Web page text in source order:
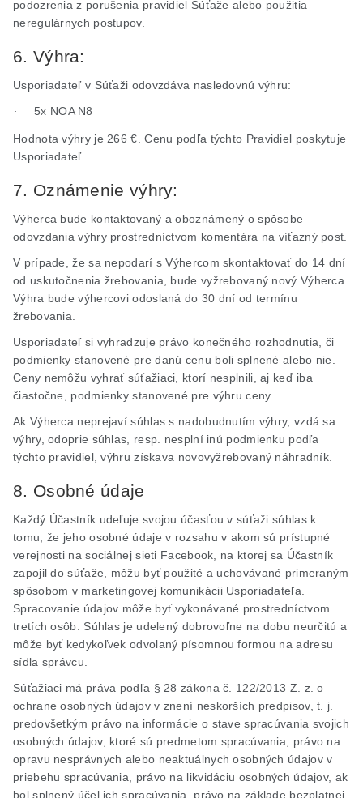
podozrenia z porušenia pravidiel Súťaže alebo použitia
neregulárnych postupov.
6. Výhra:
Usporiadateľ v Súťaži odovzdáva nasledovnú výhru:
· 5x NOA N8
Hodnota výhry je 266 €. Cenu podľa týchto Pravidiel poskytuje
Usporiadateľ.
7. Oznámenie výhry:
Výherca bude kontaktovaný a oboznámený o spôsobe
odovzdania výhry prostredníctvom komentára na víťazný post.
V prípade, že sa nepodarí s Výhercom skontaktovať do 14 dní
od uskutočnenia žrebovania, bude vyžrebovaný nový Výherca.
Výhra bude výhercovi odoslaná do 30 dní od termínu
žrebovania.
Usporiadateľ si vyhradzuje právo konečného rozhodnutia, či
podmienky stanovené pre danú cenu boli splnené alebo nie.
Ceny nemôžu vyhrať súťažiaci, ktorí nesplnili, aj keď iba
čiastočne, podmienky stanovené pre výhru ceny.
Ak Výherca neprejaví súhlas s nadobudnutím výhry, vzdá sa
výhry, odoprie súhlas, resp. nesplní inú podmienku podľa
týchto pravidiel, výhru získava novovyžrebovaný náhradník.
8. Osobné údaje
Každý Účastník udeľuje svojou účasťou v súťaži súhlas k
tomu, že jeho osobné údaje v rozsahu v akom sú prístupné
verejnosti na sociálnej sieti Facebook, na ktorej sa Účastník
zapojil do súťaže, môžu byť použité a uchovávané primeraným
spôsobom v marketingovej komunikácii Usporiadateľa.
Spracovanie údajov môže byť vykonávané prostredníctvom
tretích osôb. Súhlas je udelený dobrovoľne na dobu neurčitú a
môže byť kedykoľvek odvolaný písomnou formou na adresu
sídla správcu.
Súťažiaci má práva podľa § 28 zákona č. 122/2013 Z. z. o
ochrane osobných údajov v znení neskorších predpisov, t. j.
predovšetkým právo na informácie o stave spracúvania svojich
osobných údajov, ktoré sú predmetom spracúvania, právo na
opravu nesprávnych alebo neaktuálnych osobných údajov v
priebehu spracúvania, právo na likvidáciu osobných údajov, ak
bol splnený účel ich spracúvania, právo na základe bezplatnej